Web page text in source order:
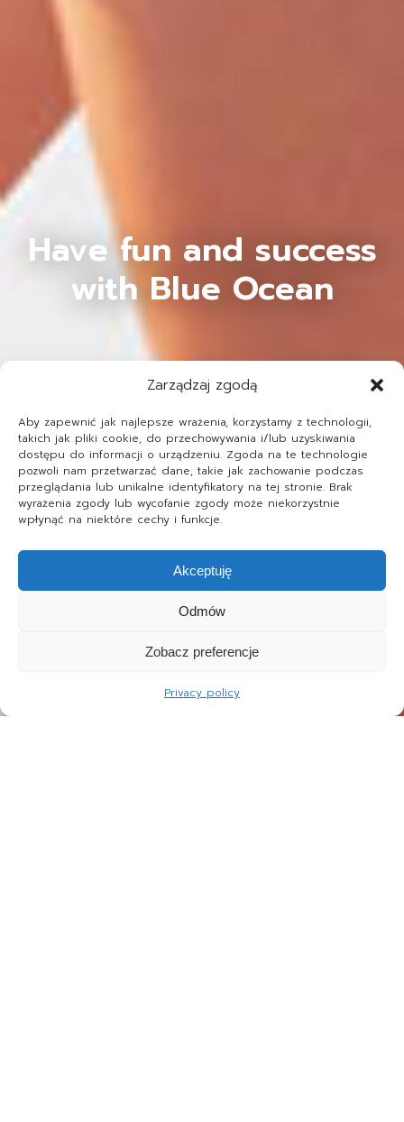
Zarządzaj zgodą
Aby zapewnić jak najlepsze wrażenia, korzystamy z technologii,
takich jak pliki cookie, do przechowywania i/lub uzyskiwania
dostępu do informacji o urządzeniu. Zgoda na te technologie
pozwoli nam przetwarzać dane, takie jak zachowanie podczas
przeglądania lub unikalne identyfikatory na tej stronie. Brak
wyrażenia zgody lub wycofanie zgody może niekorzystnie
wpłynąć na niektóre cechy i funkcje.
Akceptuję
Odmów
Zobacz preferencje
Privacy policy
Have fun and success
with Blue Ocean